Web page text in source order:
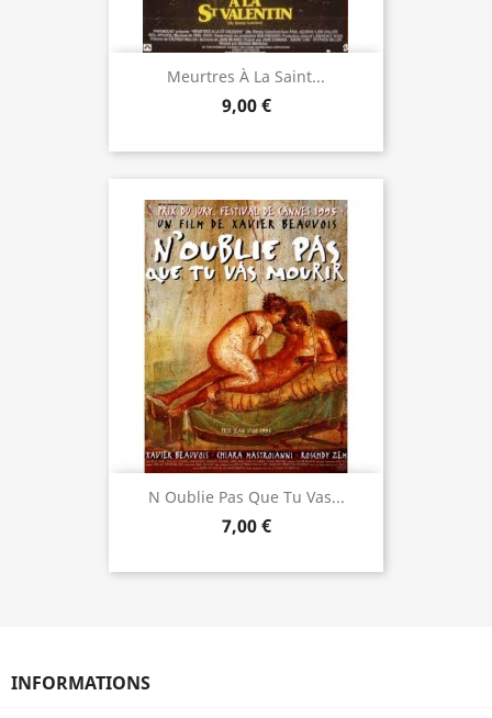
Meurtres À La Saint...
9,00 €
N Oublie Pas Que Tu Vas...
7,00 €
INFORMATIONS